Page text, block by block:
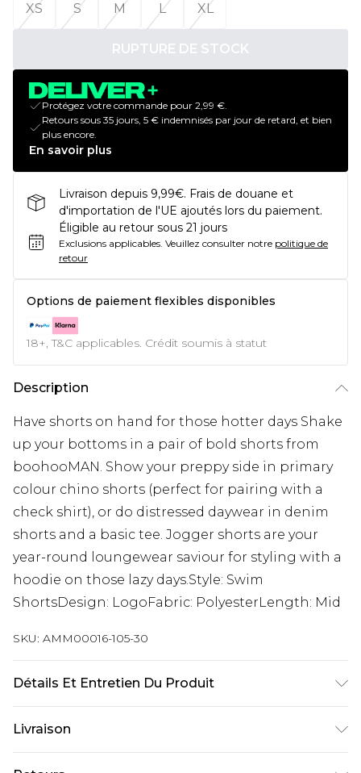
XS
S M L XL
RUPTURE DE STOCK
Protégez votre commande pour 2,99 €.
Retours sous 35 jours, 5 € indemnisés par jour de retard, et bien
plus encore.
En savoir plus
Livraison depuis 9,99€. Frais de douane et
d'importation de l'UE ajoutés lors du paiement.
Éligible au retour sous 21 jours
Exclusions applicables. Veuillez consulter notre politique de
retour
Options de paiement flexibles disponibles
18+, T&C applicables. Crédit soumis à statut
Description
Have shorts on hand for those hotter days Shake
up your bottoms in a pair of bold shorts from
boohooMAN. Show your preppy side in primary
colour chino shorts (perfect for pairing with a
check shirt), or do distressed daywear in denim
shorts and a basic tee. Jogger shorts are your
year-round loungewear saviour for styling with a
hoodie on those lazy days.Style: Swim
ShortsDesign: LogoFabric: PolyesterLength: Mid
SKU: AMM00016-105-30
Détails Et Entretien Du Produit
Livraison
Livraison standard France